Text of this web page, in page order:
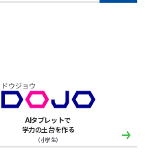
AIタブレットで
学力の土台を作る
（小学生）